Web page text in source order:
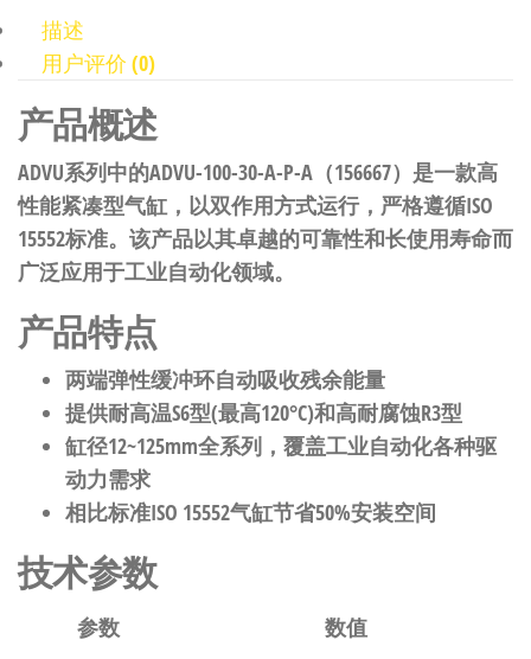
描述
用户评价 (0)
产品概述
ADVU系列中的ADVU-100-30-A-P-A（156667）是一款高
性能紧凑型气缸，以双作用方式运行，严格遵循ISO
15552标准。该产品以其卓越的可靠性和长使用寿命而
广泛应用于工业自动化领域。
产品特点
两端弹性缓冲环自动吸收残余能量
提供耐高温S6型(最高120°C)和高耐腐蚀R3型
缸径12~125mm全系列，覆盖工业自动化各种驱
动力需求
相比标准ISO 15552气缸节省50%安装空间
技术参数
参数
数值